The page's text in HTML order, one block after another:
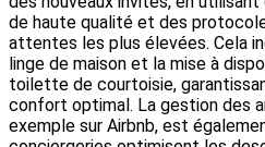
de haute qualité et des
attentes les plus élevées. Cela
linge de maison et la mise à
toilette de courtoisie,
confort optimal. La gestion des
exemple sur Airbnb, est